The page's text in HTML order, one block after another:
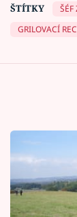
ŠTÍTKY
ŠÉF
GRILOVACÍ